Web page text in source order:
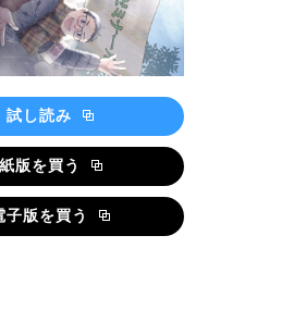
試し読み
紙版を買う
子版を買う